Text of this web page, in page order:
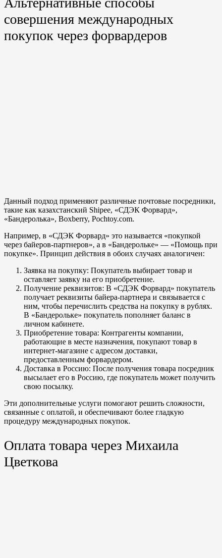
совершения международных
покупок через форвардеров
Данный подход применяют различные почтовые посредники,
такие как казахстанский Shipee, «СДЭК Форвард»,
«Бандеролька», Boxberry, Pochtoy.com.
Например, в «СДЭК Форвард» это называется «покупкой
через байеров-партнеров», а в «Бандерольке» — «Помощь при
покупке». Принцип действия в обоих случаях аналогичен:
Заявка на покупку: Покупатель выбирает товар и
оставляет заявку на его приобретение.
Получение реквизитов: В «СДЭК Форвард» покупатель
получает реквизиты байера-партнера и связывается с
ним, чтобы перечислить средства на покупку в рублях.
В «Бандерольке» покупатель пополняет баланс в
личном кабинете.
Приобретение товара: Контрагенты компании,
работающие в месте назначения, покупают товар в
интернет-магазине с адресом доставки,
предоставленным форвардером.
Доставка в Россию: После получения товара посредник
высылает его в Россию, где покупатель может получить
свою посылку.
Эти дополнительные услуги помогают решить сложности,
связанные с оплатой, и обеспечивают более гладкую
процедуру международных покупок.
Оплата товара через Михаила
Цветкова